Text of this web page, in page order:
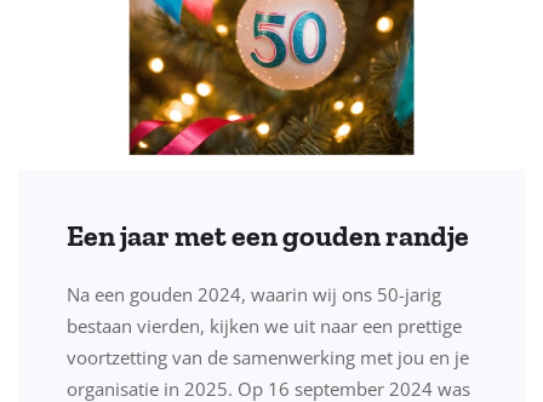
Een jaar met een gouden randje
Na een gouden 2024, waarin wij ons 50-jarig
bestaan vierden, kijken we uit naar een prettige
voortzetting van de samenwerking met jou en je
organisatie in 2025. Op 16 september 2024 was